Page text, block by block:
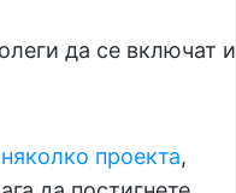
да се включат и
проекта,